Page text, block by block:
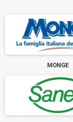
MONGE